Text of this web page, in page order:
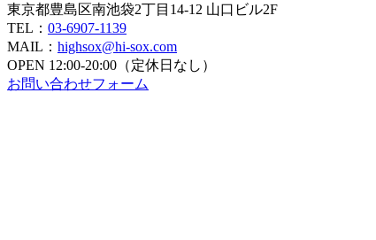
東京都豊島区南池袋2丁目14-12 山口ビル2F
TEL： 03-6907-1139
MAIL： highsox@hi-sox.com
OPEN 12:00-20:00（定休日なし）
お問い合わせフォーム